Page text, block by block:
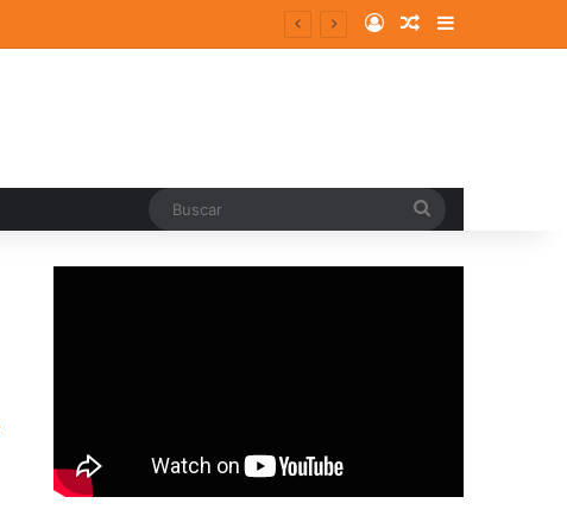
Log InRandom Article
Sidebar